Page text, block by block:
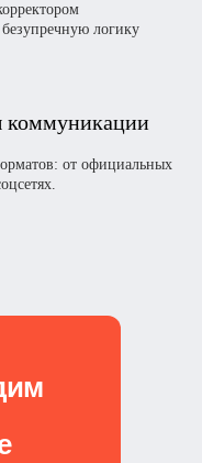
логику
коммуникации
от официальных